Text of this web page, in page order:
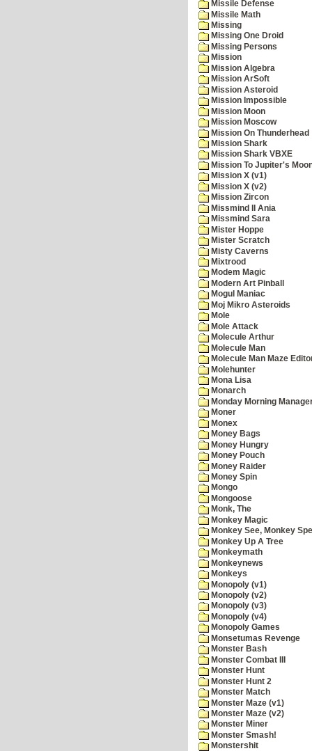
Missile Defense
Missile Math
Missing
Missing One Droid
Missing Persons
Mission
Mission Algebra
Mission ArSoft
Mission Asteroid
Mission Impossible
Mission Moon
Mission Moscow
Mission On Thunderhead
Mission Shark
Mission Shark VBXE
Mission To Jupiter's
Mission X (v1)
Mission X (v2)
Mission Zircon
Missmind II Ania
Missmind Sara
Mister Hoppe
Mister Scratch
Misty Caverns
Mixtrood
Modem Magic
Modern Art Pinball
Mogul Maniac
Moj Mikro Asteroids
Mole
Mole Attack
Molecule Arthur
Molecule Man
Molecule Man Maze
Molehunter
Mona Lisa
Monarch
Monday Morning
Moner
Monex
Money Bags
Money Hungry
Money Pouch
Money Raider
Money Spin
Mongo
Mongoose
Monk, The
Monkey Magic
Monkey See, Monkey
Monkey Up A Tree
Monkeymath
Monkeynews
Monkeys
Monopoly (v1)
Monopoly (v2)
Monopoly (v3)
Monopoly (v4)
Monopoly Games
Monsetumas Revenge
Monster Bash
Monster Combat III
Monster Hunt
Monster Hunt 2
Monster Match
Monster Maze (v1)
Monster Maze (v2)
Monster Miner
Monster Smash!
Monstershit